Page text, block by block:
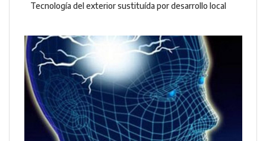
Tecnología del exterior sustituída por desarrollo local